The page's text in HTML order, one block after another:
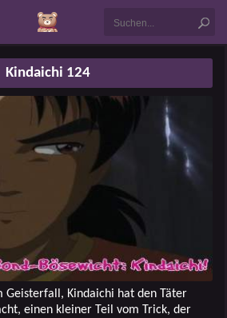
Kindaichi 124
Geisterfall, Kindaichi hat den Täter
einen kleiner Teil vom Trick, der